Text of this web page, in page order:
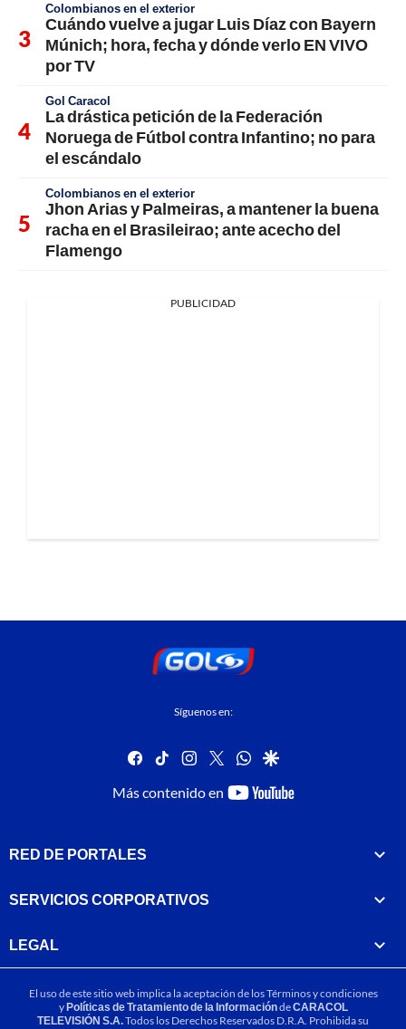
Colombianos en el exterior
Cuándo vuelve a jugar Luis Díaz con Bayern
Múnich; hora, fecha y dónde verlo EN VIVO
por TV
Gol Caracol
La drástica petición de la Federación
Noruega de Fútbol contra Infantino; no para
el escándalo
Colombianos en el exterior
Jhon Arias y Palmeiras, a mantener la buena
racha en el Brasileirao; ante acecho del
Flamengo
PUBLICIDAD
Síguenos en:
facebook
tiktok instagram
twitterwhatsapp
google
Más contenido en
youtube-
RED DE PORTALES
SERVICIOS CORPORATIVOS
LEGAL
El uso de este sitio web implica la aceptación de losTérminos y condiciones
yPolíticas de Tratamiento de la InformacióndeCARACOL
TELEVISIÓN S.A.Todos los Derechos Reservados D.R.A. Prohibida su